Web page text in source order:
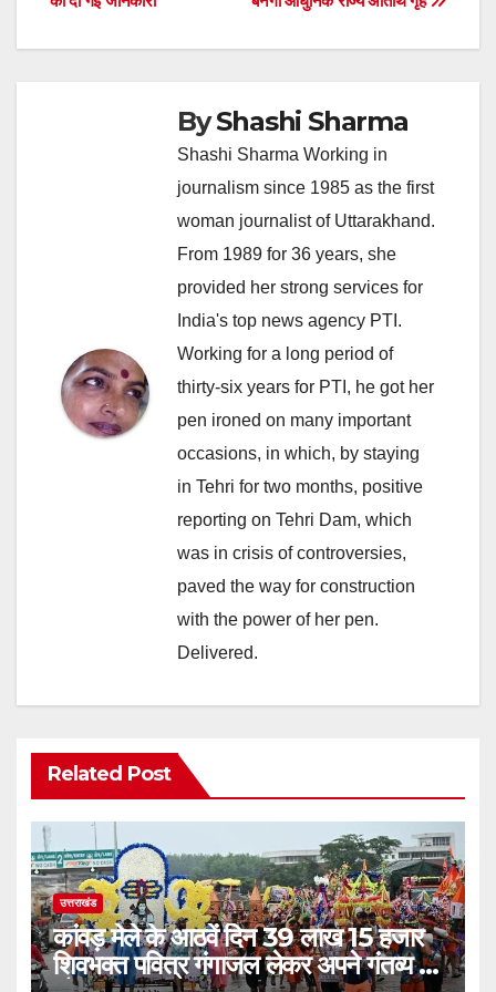
ByShashi Sharma
Shashi Sharma Working in
journalism since 1985 as the first
woman journalist of Uttarakhand.
From 1989 for 36 years, she
provided her strong services for
India's top news agency PTI.
Working for a long period of
thirty-six years for PTI, he got her
pen ironed on many important
occasions, in which, by staying
in Tehri for two months, positive
reporting on Tehri Dam, which
was in crisis of controversies,
paved the way for construction
with the power of her pen.
Delivered.
Related Post
उत्तराखंड
कांवड़ मेले के आठवें दिन 39 लाख 15 हजार
शिवभक्त पवित्र गंगाजल लेकर अपने गंतव्य की